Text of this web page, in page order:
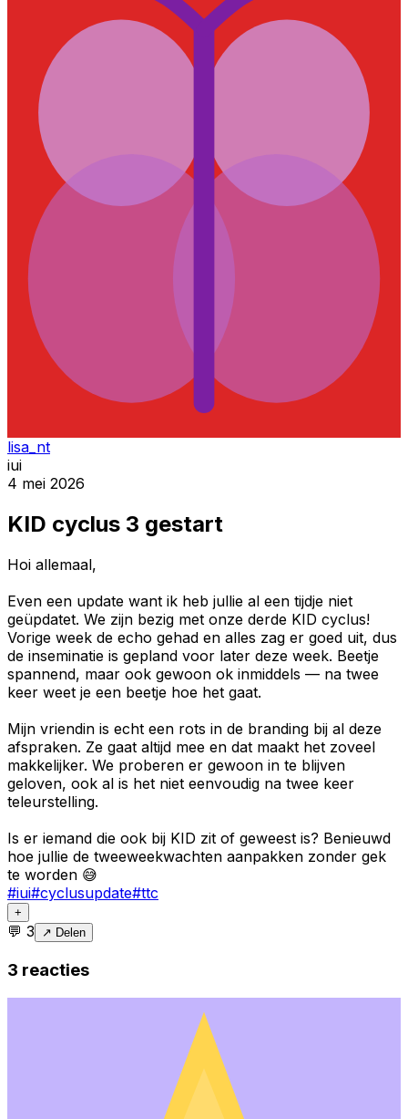
lisa_nt
iui
4 mei 2026
KID cyclus 3 gestart
Hoi allemaal,
Even een update want ik heb jullie al een tijdje niet
geüpdatet. We zijn bezig met onze derde KID cyclus!
Vorige week de echo gehad en alles zag er goed uit, dus
de inseminatie is gepland voor later deze week. Beetje
spannend, maar ook gewoon ok inmiddels — na twee
keer weet je een beetje hoe het gaat.
Mijn vriendin is echt een rots in de branding bij al deze
afspraken. Ze gaat altijd mee en dat maakt het zoveel
makkelijker. We proberen er gewoon in te blijven
geloven, ook al is het niet eenvoudig na twee keer
teleurstelling.
Is er iemand die ook bij KID zit of geweest is? Benieuwd
hoe jullie de tweeweekwachten aanpakken zonder gek
te worden 😅
#iui#cyclusupdate#ttc
+
💬 3 ↗ Delen
3 reacties